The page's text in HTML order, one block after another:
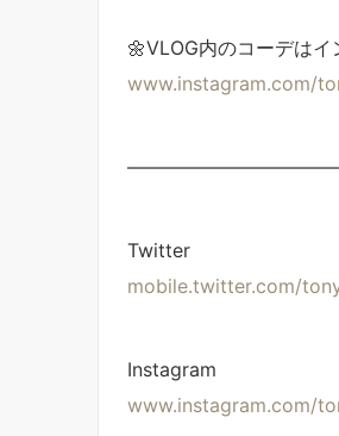
🌼VLOG内のコーデは
www.instagram.com/
Twitter
mobile.twitter.com/
Instagram
www.instagram.com/